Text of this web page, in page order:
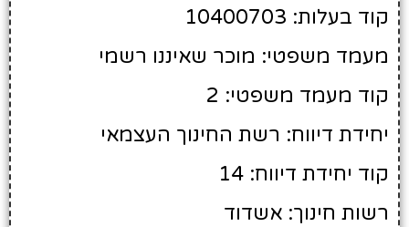
קוד בעלות: 10400703
מעמד משפטי: מוכר שאיננו רשמי
קוד מעמד משפטי: 2
יחידת דיווח: רשת החינוך העצמאי
קוד יחידת דיווח: 14
רשות חינוך: אשדוד